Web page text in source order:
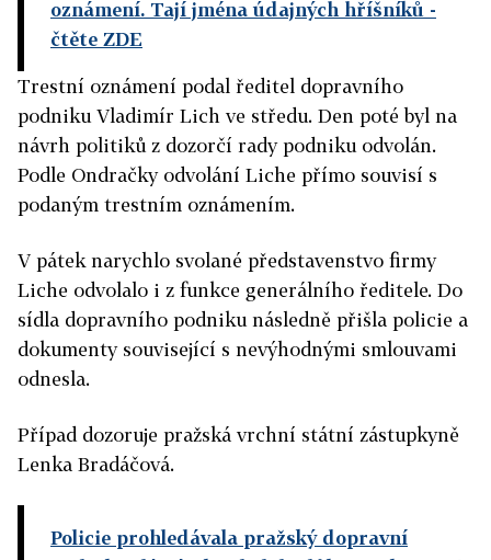
oznámení. Tají jména údajných hříšníků -
čtěte ZDE
Trestní oznámení podal ředitel dopravního
podniku Vladimír Lich ve středu. Den poté byl na
návrh politiků z dozorčí rady podniku odvolán.
Podle Ondračky odvolání Liche přímo souvisí s
podaným trestním oznámením.
V pátek narychlo svolané představenstvo firmy
Liche odvolalo i z funkce generálního ředitele. Do
sídla dopravního podniku následně přišla policie a
dokumenty související s nevýhodnými smlouvami
odnesla.
Případ dozoruje pražská vrchní státní zástupkyně
Lenka Bradáčová.
Policie prohledávala pražský dopravní